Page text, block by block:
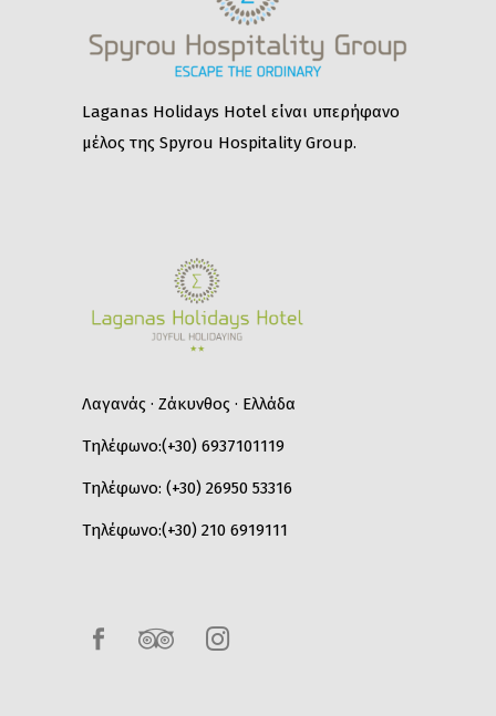
Laganas Holidays Hotel είναι υπερήφανο
μέλος της Spyrou Hospitality Group.
Λαγανάς · Ζάκυνθος · Ελλάδα
Τηλέφωνο:(+30) 6937101119
Τηλέφωνο: (+30) 26950 53316
Τηλέφωνο:(+30) 210 6919111